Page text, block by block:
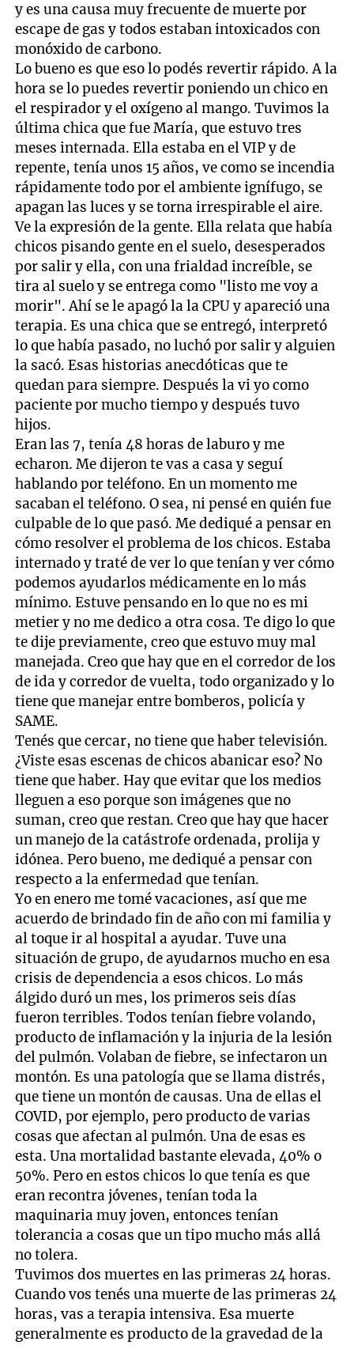
y es una causa muy frecuente de muerte por
escape de gas y todos estaban intoxicados con
monóxido de carbono.
Lo bueno es que eso lo podés revertir rápido. A la
hora se lo puedes revertir poniendo un chico en
el respirador y el oxígeno al mango. Tuvimos la
última chica que fue María, que estuvo tres
meses internada. Ella estaba en el VIP y de
repente, tenía unos 15 años, ve como se incendia
rápidamente todo por el ambiente ignífugo, se
apagan las luces y se torna irrespirable el aire.
Ve la expresión de la gente. Ella relata que había
chicos pisando gente en el suelo, desesperados
por salir y ella, con una frialdad increíble, se
tira al suelo y se entrega como "listo me voy a
morir". Ahí se le apagó la la CPU y apareció una
terapia. Es una chica que se entregó, interpretó
lo que había pasado, no luchó por salir y alguien
la sacó. Esas historias anecdóticas que te
quedan para siempre. Después la vi yo como
paciente por mucho tiempo y después tuvo
hijos.
Eran las 7, tenía 48 horas de laburo y me
echaron. Me dijeron te vas a casa y seguí
hablando por teléfono. En un momento me
sacaban el teléfono. O sea, ni pensé en quién fue
culpable de lo que pasó. Me dediqué a pensar en
cómo resolver el problema de los chicos. Estaba
internado y traté de ver lo que tenían y ver cómo
podemos ayudarlos médicamente en lo más
mínimo. Estuve pensando en lo que no es mi
metier y no me dedico a otra cosa. Te digo lo que
te dije previamente, creo que estuvo muy mal
manejada. Creo que hay que en el corredor de los
de ida y corredor de vuelta, todo organizado y lo
tiene que manejar entre bomberos, policía y
SAME.
Tenés que cercar, no tiene que haber televisión.
¿Viste esas escenas de chicos abanicar eso? No
tiene que haber. Hay que evitar que los medios
lleguen a eso porque son imágenes que no
suman, creo que restan. Creo que hay que hacer
un manejo de la catástrofe ordenada, prolija y
idónea. Pero bueno, me dediqué a pensar con
respecto a la enfermedad que tenían.
Yo en enero me tomé vacaciones, así que me
acuerdo de brindado fin de año con mi familia y
al toque ir al hospital a ayudar. Tuve una
situación de grupo, de ayudarnos mucho en esa
crisis de dependencia a esos chicos. Lo más
álgido duró un mes, los primeros seis días
fueron terribles. Todos tenían fiebre volando,
producto de inflamación y la injuria de la lesión
del pulmón. Volaban de fiebre, se infectaron un
montón. Es una patología que se llama distrés,
que tiene un montón de causas. Una de ellas el
COVID, por ejemplo, pero producto de varias
cosas que afectan al pulmón. Una de esas es
esta. Una mortalidad bastante elevada, 40% o
50%. Pero en estos chicos lo que tenía es que
eran recontra jóvenes, tenían toda la
maquinaria muy joven, entonces tenían
tolerancia a cosas que un tipo mucho más allá
no tolera.
Tuvimos dos muertes en las primeras 24 horas.
Cuando vos tenés una muerte de las primeras 24
horas, vas a terapia intensiva. Esa muerte
generalmente es producto de la gravedad de la